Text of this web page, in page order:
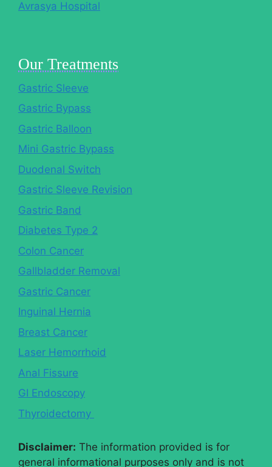
Avrasya Hospital
Our Treatments
Gastric Sleeve
Gastric Bypass
Gastric Balloon
Mini Gastric Bypass
Duodenal Switch
Gastric Sleeve Revision
Gastric Band
Diabetes Type 2
Colon Cancer
Gallbladder Removal
Gastric Cancer
Inguinal Hernia
Breast Cancer
Laser Hemorrhoid
Anal Fissure
GI Endoscopy
Thyroidectomy
Disclaimer: The information provided is for
general informational purposes only and is not